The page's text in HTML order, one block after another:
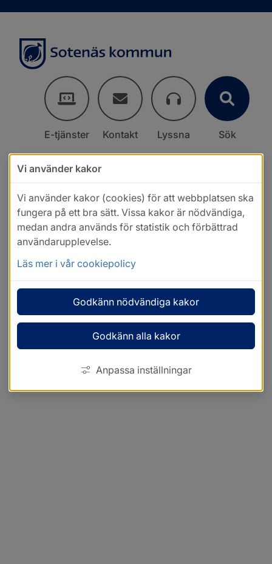
E-tjänster Kontakt Lyssna Sök
Vi använder kakor
Vi använder kakor (cookies) för att webbplatsen ska
fungera på ett bra sätt. Vissa kakor är nödvändiga,
medan andra används för statistik och förbättrad
användarupplevelse.
Läs mer i vår cookiepolicy
Godkänn nödvändiga kakor
Godkänn alla kakor
Anpassa inställningar